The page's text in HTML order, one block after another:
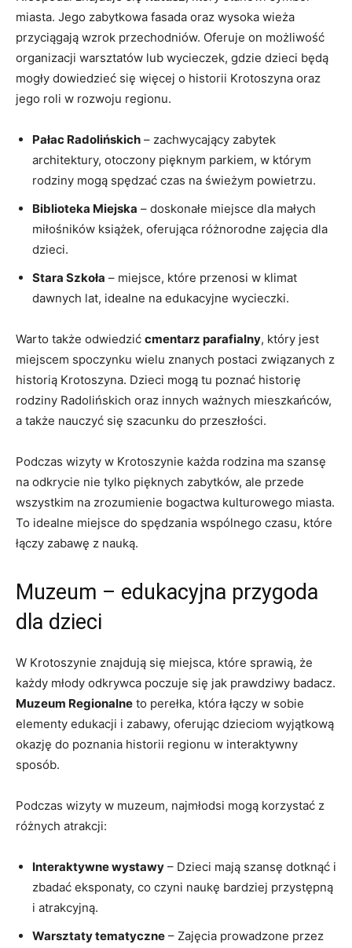
miasta. Jego zabytkowa fasada oraz wysoka wieża
przyciągają wzrok przechodniów. Oferuje on możliwość
organizacji warsztatów lub wycieczek, gdzie dzieci będą
mogły dowiedzieć się więcej o historii Krotoszyna oraz
jego roli w rozwoju regionu.
Pałac Radolińskich – zachwycający zabytek
architektury, otoczony pięknym parkiem, w którym
rodziny mogą spędzać czas na świeżym powietrzu.
Biblioteka Miejska – doskonałe miejsce dla małych
miłośników książek, oferująca różnorodne zajęcia dla
dzieci.
Stara Szkoła – miejsce, które przenosi w klimat
dawnych lat, idealne na edukacyjne wycieczki.
Warto także odwiedzić cmentarz parafialny, który jest
miejscem spoczynku wielu znanych postaci związanych z
historią Krotoszyna. Dzieci mogą tu poznać historię
rodziny Radolińskich oraz innych ważnych mieszkańców,
a także nauczyć się szacunku do przeszłości.
Podczas wizyty w Krotoszynie każda rodzina ma szansę
na odkrycie nie tylko pięknych zabytków, ale przede
wszystkim na zrozumienie bogactwa kulturowego miasta.
To idealne miejsce do spędzania wspólnego czasu, które
łączy zabawę z nauką.
Muzeum – edukacyjna przygoda
dla dzieci
W Krotoszynie znajdują się miejsca, które sprawią, że
każdy młody odkrywca poczuje się jak prawdziwy badacz.
Muzeum Regionalne to perełka, która łączy w sobie
elementy edukacji i zabawy, oferując dzieciom wyjątkową
okazję do poznania historii regionu w interaktywny
sposób.
Podczas wizyty w muzeum, najmłodsi mogą korzystać z
różnych atrakcji:
Interaktywne wystawy – Dzieci mają szansę dotknąć i
zbadać eksponaty, co czyni naukę bardziej przystępną
i atrakcyjną.
Warsztaty tematyczne – Zajęcia prowadzone przez